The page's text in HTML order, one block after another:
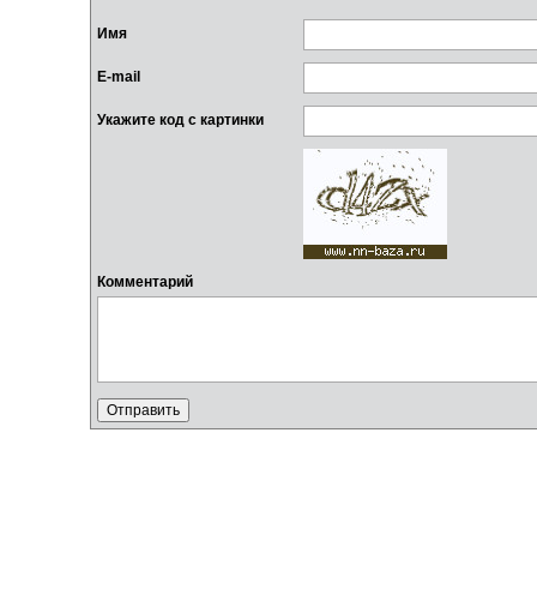
Имя
E-mail
Укажите код с картинки
Комментарий